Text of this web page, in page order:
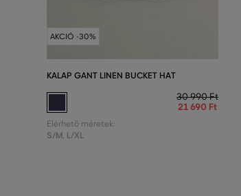
AKCIÓ -30%
KALAP GANT LINEN BUCKET HAT
30 990 Ft
21 690 Ft
Elérhető méretek:
S/M, L/XL